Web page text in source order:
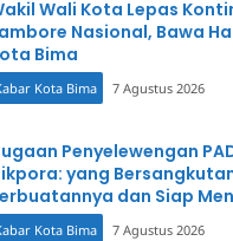
Wali Kota Lepas
Nasional, Bawa
Bima
Kota Bima 7 Agustus 2026
Penyelewengan
yang
dan Siap
Kota Bima 7 Agustus 2026